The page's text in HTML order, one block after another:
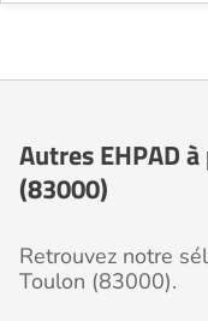
Autres EHPAD
(83000)
Retrouvez notre
Toulon (83000).